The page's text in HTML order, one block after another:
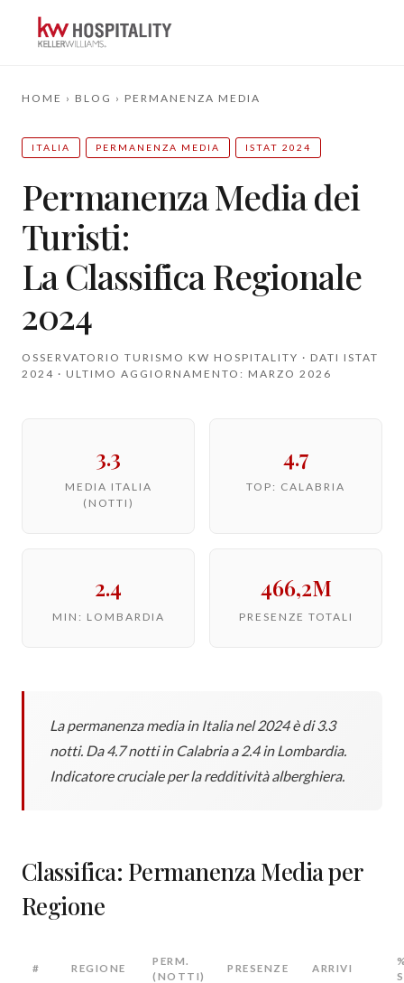
HOME › BLOG › PERMANENZA MEDIA
ITALIA PERMANENZA MEDIA ISTAT 2024
Permanenza Media dei
Turisti:
La Classifica Regionale
2024
OSSERVATORIO TURISMO KW HOSPITALITY · DATI ISTAT
2024 · ULTIMO AGGIORNAMENTO: MARZO 2026
3.3
MEDIA ITALIA
(NOTTI)
4.7
TOP: CALABRIA
2.4
MIN: LOMBARDIA
466,2M
PRESENZE TOTALI
La permanenza media in Italia nel 2024 è di 3.3
notti. Da 4.7 notti in Calabria a 2.4 in Lombardia.
Indicatore cruciale per la redditività alberghiera.
Classifica: Permanenza Media per
Regione
# REGIONE
PERM.
(NOTTI)
PRESENZE ARRIVI